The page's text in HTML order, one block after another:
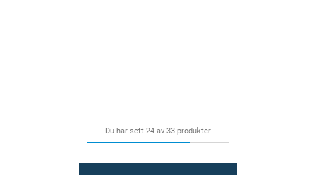
Du har sett 24 av 33 produkter